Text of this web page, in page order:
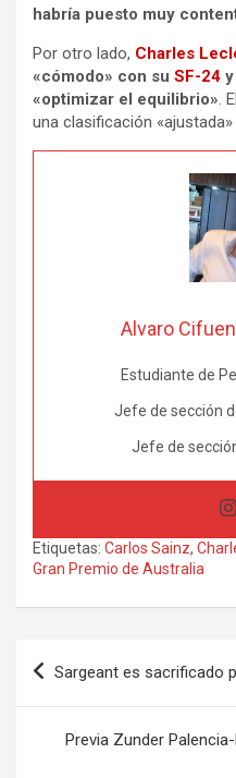
habría puesto muy
Por otro lado, Charles
«cómodo» con su SF-24
«optimizar el equilibrio».
una clasificación
Alvaro
Estudiante de
Jefe de sección
Jefe de
Etiquetas: Carlos Sainz,
Gran Premio de Australia
Navegación
Sargeant es sacrificado
Previa Zunder